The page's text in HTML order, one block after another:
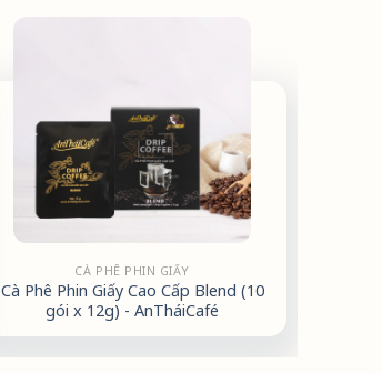
CÀ PHÊ PHIN GIẤY
Cà Phê Phin Giấy Cao Cấp Blend (10
gói x 12g) - AnTháiCafé